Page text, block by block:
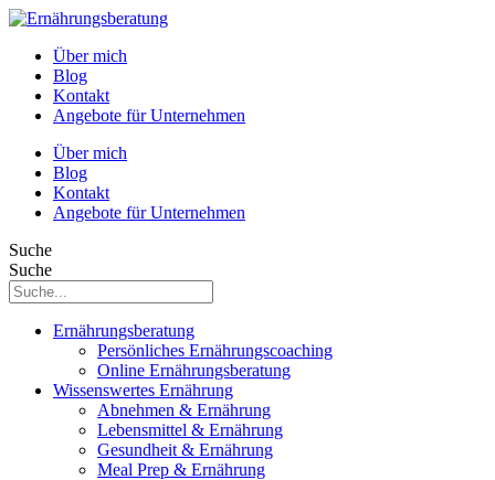
Über mich
Blog
Kontakt
Angebote für Unternehmen
Über mich
Blog
Kontakt
Angebote für Unternehmen
Suche
Suche
Ernährungsberatung
Persönliches Ernährungscoaching
Online Ernährungsberatung
Wissenswertes Ernährung
Abnehmen & Ernährung
Lebensmittel & Ernährung
Gesundheit & Ernährung
Meal Prep & Ernährung